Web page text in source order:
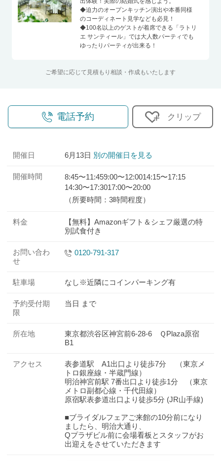
◆迫力のオープンキッチン演出や本番同様
のコーディネート見学なども必見！
◆100名以上のゲストが着席できる「ラトリ
エ サンティール」では大人数パーティでも
ゆったりパーティが出来る！
ご希望に応じて見積もり相談・作成もいたします
電話予約 クリップ
開催日 6月13日 別の開催日を見る
開催時間 8:45〜11:459:00〜12:0014:15〜17:15
14:30〜17:3017:00〜20:00
（所要時間：3時間程度）
料金
【無料】Amazonギフト＆シェフ厳選の特
別試食付き
お問い合わ
せ
0120-791-317
駐車場 なし※近隣にコインパーキング有
予約受付期
限
当日 まで
所在地
東京都渋谷区神宮前6-28-6 ＱPlaza原宿
B1
アクセス
表参道駅 A1出口より徒歩7分 （東京メ
トロ銀座線・半蔵門線）
明治神宮前駅 7番出口より徒歩1分 （東京
メトロ副都心線・千代田線）
原宿駅表参道出口より徒歩5分 (JR山手線)
■ブライダルフェアご来館の10分前になり
ましたら、明治大通り、
Qプラザビル前に会場看板とスタッフがお
出迎えをさせていただきます